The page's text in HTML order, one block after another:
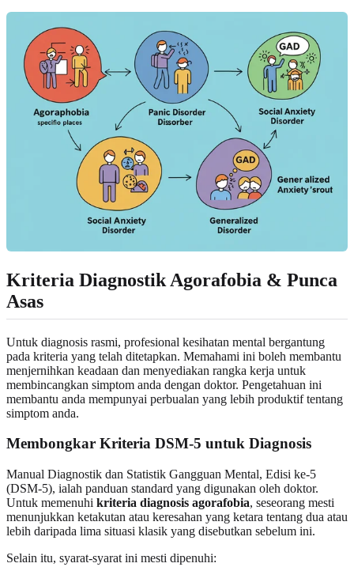
Kriteria Diagnostik Agorafobia & Punca
Asas
Untuk diagnosis rasmi, profesional kesihatan mental bergantung
pada kriteria yang telah ditetapkan. Memahami ini boleh membantu
menjernihkan keadaan dan menyediakan rangka kerja untuk
membincangkan simptom anda dengan doktor. Pengetahuan ini
membantu anda mempunyai perbualan yang lebih produktif tentang
simptom anda.
Membongkar Kriteria DSM-5 untuk Diagnosis
Manual Diagnostik dan Statistik Gangguan Mental, Edisi ke-5
(DSM-5), ialah panduan standard yang digunakan oleh doktor.
Untuk memenuhi kriteria diagnosis agorafobia, seseorang mesti
menunjukkan ketakutan atau keresahan yang ketara tentang dua atau
lebih daripada lima situasi klasik yang disebutkan sebelum ini.
Selain itu, syarat-syarat ini mesti dipenuhi: